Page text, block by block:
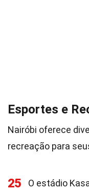
Esportes e
Nairóbi oferece
recreação para
25
O estádio